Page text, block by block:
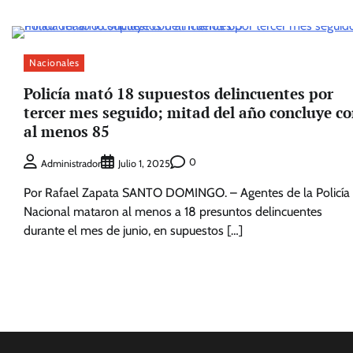
Nacionales
Policía mató 18 supuestos delincuentes por
tercer mes seguido; mitad del año concluye
al menos 85
Administrador Julio 1, 2025 0
Por Rafael Zapata SANTO DOMINGO. – Agentes de la Policía
Nacional mataron al menos a 18 presuntos delincuentes
durante el mes de junio, en supuestos […]